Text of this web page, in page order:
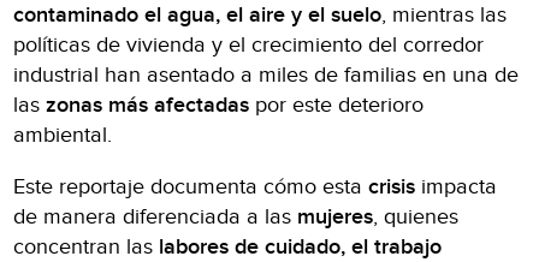
contaminado el agua, el aire y el suelo, mientras las
políticas de vivienda y el crecimiento del corredor
industrial han asentado a miles de familias en una de
laszonas más afectadas por este deterioro
ambiental.
Este reportaje documenta cómo estacrisis impacta
de manera diferenciada a las mujeres, quienes
concentran las labores de cuidado, el trabajo